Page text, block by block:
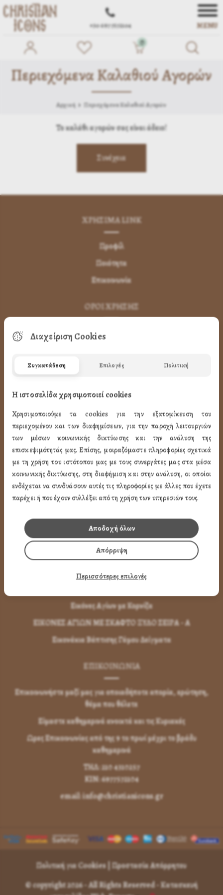
+30 697 7572104 MENU
0
Περιεχόμενα Καλαθιού Αγορών
Αρχική Περιεχόμενα Καλαθιού Αγορών
Το καλάθι αγορών σας είναι άδειο!
ΧΡΗΣΙΜA LINK
Προφίλ
Ποιότητα
Επικοινωνία
ΌΡΟΙ ΧΡΉΣΗΣ
Πως Μπορώ να παραγγείλω
Μεταφορικά & Αντικαταβολή
Όροι Χρήσης
LINK
ΤΑ ΠΡΟΪΟΝΤΑ ΜΑΣ
Εικόνες Αγίων
Εικόνες Παναγίας
Εικόνες Χριστού
Εικόνες Παραστάσεων
Μπομπονιέρες Βάπτισης
Μπρελόκ Μέ Αγίους
Εικόνες με Φύλλα Χρυσού
Εικόνες Αγίων με Κορνίζα
ΕΙΚΟΝΕΣ ΑΓΙΩΝ ΜΕ ΣΚΑΦΤΟ ΞΥΛΟ ΣΕΙΡΑ - Α
Εικονάκια Βάπτισης Γάμου Δείγματα
ΕΠΙΚΟΙΝΩΝΊΑ
Επικοινωνήστε μαζί μας για οποιαδήποτε απορία, ερώτηση,
θέμα που θέλετε
Είμαστε καθημερινά ανοικτά και τις Κυριακές
Ωρες Επικοινωνίας από της 9 το πρωί μέχρι το βράδυ
καθημερινά
ΤΗΛ: 210 4310257
KIN: 6977572104
email: info@christianicons.gr
Πολιτική για Cookies Προστασία Απόρρητου
© copyright 2026 - All Rights Reserved - Κατασκευή
Διαχείριση Cookies
Συγκατάθεση Επιλογές Πολιτική
Η ιστοσελίδα χρησιμοποιεί cookies
Χρησιμοποιούμε τα cookies για την εξατομίκευση του
περιεχομένου και των διαφημίσεων, για την παροχή λειτουργιών
των μέσων κοινωνικής δικτύωσης και την ανάλυση της
επισκεψιμότητάς μας. Επίσης, μοιραζόμαστε πληροφορίες σχετικά
με τη χρήση του ιστότοπου μας με τους συνεργάτες μας στα μέσα
κοινωνικής δικτύωσης, στη διαφήμιση και στην ανάλυση, οι οποίοι
ενδέχεται να συνδυάσουν αυτές τις πληροφορίες με άλλες που έχετε
παρέχει ή που έχουν συλλέξει από τη χρήση των υπηρεσιών τους.
Απόρριψη
Αποδοχή όλων
Περισσότερες επιλογές